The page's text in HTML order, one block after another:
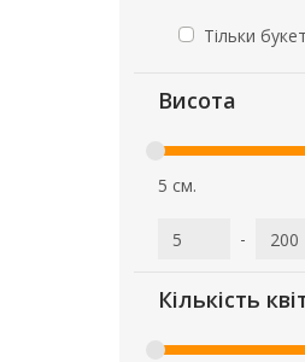
Тільки
Висота
5 см.
-
Кількість